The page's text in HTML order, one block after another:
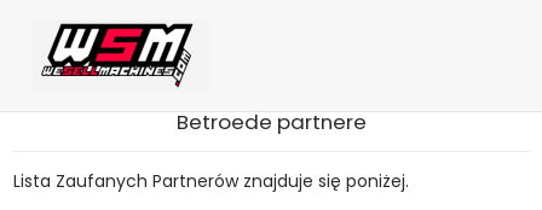
Betroede partnere
Lista Zaufanych Partnerów znajduje się poniżej.